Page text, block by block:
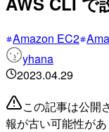
Amazon EC2
yhana
2023.04.29
この記事は公開
報が古い可能性があ